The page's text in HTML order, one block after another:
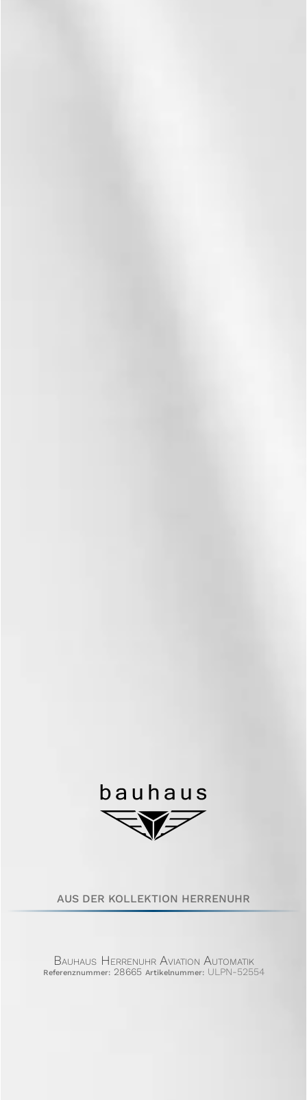
AUS DER KOLLEKTION HERRENUHR
Bauhaus Herrenuhr Aviation Automatik
Referenznummer: 28665 Artikelnummer:ULPN-52554